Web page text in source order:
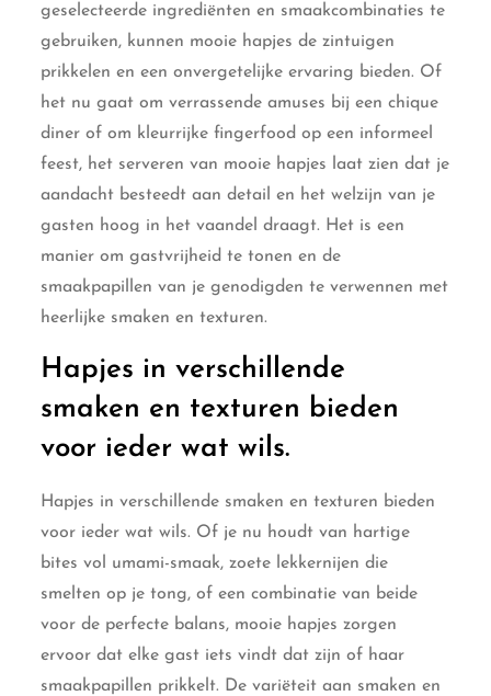
geselecteerde ingrediënten en smaakcombinaties te
gebruiken, kunnen mooie hapjes de zintuigen
prikkelen en een onvergetelijke ervaring bieden. Of
het nu gaat om verrassende amuses bij een chique
diner of om kleurrijke fingerfood op een informeel
feest, het serveren van mooie hapjes laat zien dat je
aandacht besteedt aan detail en het welzijn van je
gasten hoog in het vaandel draagt. Het is een
manier om gastvrijheid te tonen en de
smaakpapillen van je genodigden te verwennen met
heerlijke smaken en texturen.
Hapjes in verschillende
smaken en texturen bieden
voor ieder wat wils.
Hapjes in verschillende smaken en texturen bieden
voor ieder wat wils. Of je nu houdt van hartige
bites vol umami-smaak, zoete lekkernijen die
smelten op je tong, of een combinatie van beide
voor de perfecte balans, mooie hapjes zorgen
ervoor dat elke gast iets vindt dat zijn of haar
smaakpapillen prikkelt. De variëteit aan smaken en